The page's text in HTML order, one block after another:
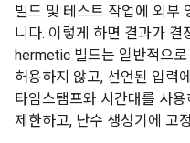
빌드 및 테스트 작업에 외부
니다. 이렇게 하면 결과가 결
hermetic 빌드는 일반적으
허용하지 않고, 선언된 입력
타임스탬프와 시간대를 사
제한하고, 난수 생성기에 고